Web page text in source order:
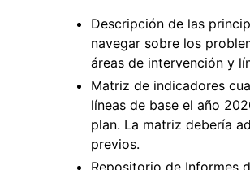
Descripción de las
navegar sobre los
áreas de intervención y
Matriz de indicadores
líneas de base el año
plan. La matriz debería
previos.
Repositorio de Informes